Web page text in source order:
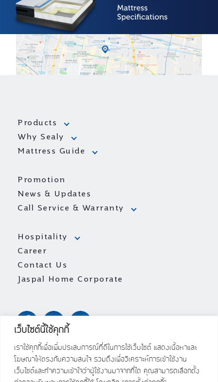
เว็บไซต์นี้ใช้คุกกี้
เราใช้คุกกี้เพื่อเพิ่มประสบการณ์ที่ดีในการใช้เว็บไซต์ แสดงเนื้อหาและ
โฆษณาให้ตรงกับความสนใจ รวมถึงเพื่อวิเคราะห์การเข้าใช้งาน
เว็บไซต์และทำความเข้าใจว่าผู้ใช้งานมาจากที่ใด คุณสามารถเลือกตั้ง
Products
Why Sealy
Mattress Guide
Promotion
News & Updates
Call Service & Warranty
Hospitality
Career
Contact Us
Jaspal Home Corporate